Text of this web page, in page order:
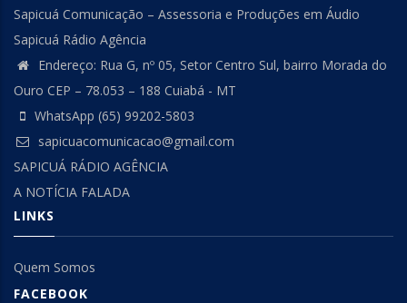
Sapicuá Comunicação – Assessoria e Produções em Áudio
Sapicuá Rádio Agência
Endereço: Rua G, nº 05, Setor Centro Sul, bairro Morada do
Ouro CEP – 78.053 – 188 Cuiabá - MT
WhatsApp (65) 99202-5803
sapicuacomunicacao@gmail.com
SAPICUÁ RÁDIO AGÊNCIA
A NOTÍCIA FALADA
LINKS
Quem Somos
FACEBOOK